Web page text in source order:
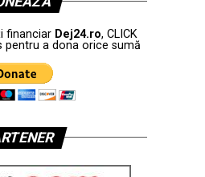
financiar Dej24.ro, CLICK
pentru a dona orice sumă